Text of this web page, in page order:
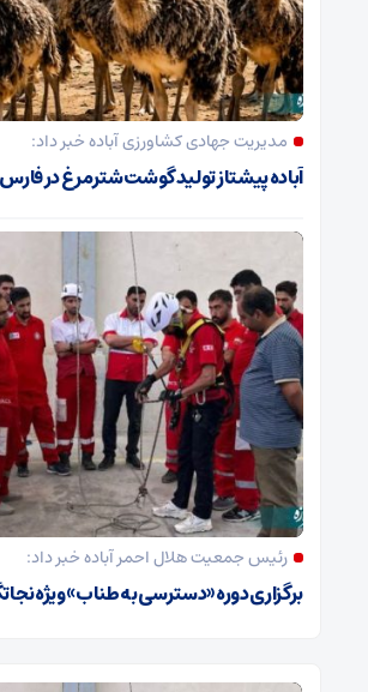
مدیریت جهادی کشاورزی آباده خبر داد:
آباده پیشتاز تولید گوشت شترمرغ در فارس
رئیس جمعیت هلال احمر آباده خبر داد:
برگزاری دوره «دسترسی به طناب» ویژه